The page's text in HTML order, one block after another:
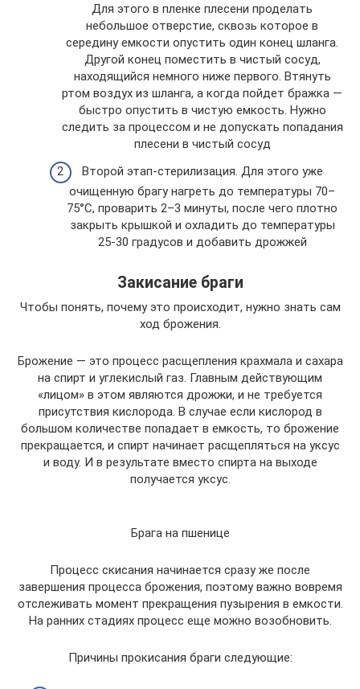
Для этого в пленке плесени проделать
небольшое отверстие, сквозь которое в
середину емкости опустить один конец шланга.
Другой конец поместить в чистый сосуд,
находящийся немного ниже первого. Втянуть
ртом воздух из шланга, а когда пойдет бражка —
быстро опустить в чистую емкость. Нужно
следить за процессом и не допускать попадания
плесени в чистый сосуд
Второй этап-стерилизация. Для этого уже
очищенную брагу нагреть до температуры 70–
75°C, проварить 2–3 минуты, после чего плотно
закрыть крышкой и охладить до температуры
25-30 градусов и добавить дрожжей
Закисание браги
Чтобы понять, почему это происходит, нужно знать сам
ход брожения.
Брожение — это процесс расщепления крахмала и сахара
на спирт и углекислый газ. Главным действующим
«лицом» в этом являются дрожжи, и не требуется
присутствия кислорода. В случае если кислород в
большом количестве попадает в емкость, то брожение
прекращается, и спирт начинает расщепляться на уксус
и воду. И в результате вместо спирта на выходе
получается уксус.
Брага на пшенице
Процесс скисания начинается сразу же после
завершения процесса брожения, поэтому важно вовремя
отслеживать момент прекращения пузырения в емкости.
На ранних стадиях процесс еще можно возобновить.
Причины прокисания браги следующие: